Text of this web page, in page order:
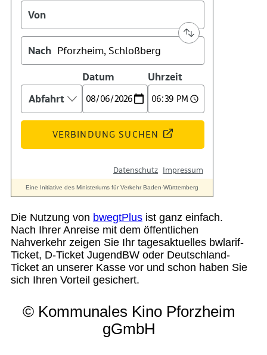
Suche
Menü Menü
Die Nutzung von bwegtPlus ist ganz einfach.
Nach Ihrer Anreise mit dem öffentlichen
Nahverkehr zeigen Sie Ihr tagesaktuelles bwlarif-
Ticket, D-Ticket JugendBW oder Deutschland-
Ticket an unserer Kasse vor und schon haben Sie
sich Ihren Vorteil gesichert.
© Kommunales Kino Pforzheim
gGmbH